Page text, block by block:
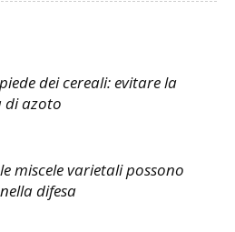
dei cereali: evitare la
di azoto
miscele varietali possono
difesa